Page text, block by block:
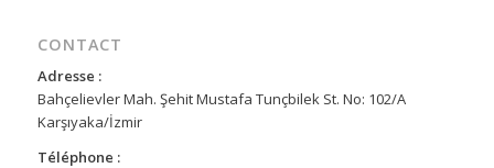
CONTACT
Adresse :
Bahçelievler Mah. Şehit Mustafa Tunçbilek St. No: 102/A
Karşıyaka/İzmir
Téléphone :